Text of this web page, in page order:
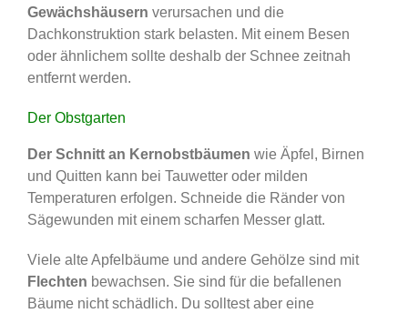
Gewächshäusern verursachen und die
Dachkonstruktion stark belasten. Mit einem Besen
oder ähnlichem sollte deshalb der Schnee zeitnah
entfernt werden.
Der Obstgarten
Der Schnitt an Kernobstbäumen wie Äpfel, Birnen
und Quitten kann bei Tauwetter oder milden
Temperaturen erfolgen. Schneide die Ränder von
Sägewunden mit einem scharfen Messer glatt.
Viele alte Apfelbäume und andere Gehölze sind mit
Flechten bewachsen. Sie sind für die befallenen
Bäume nicht schädlich. Du solltest aber eine